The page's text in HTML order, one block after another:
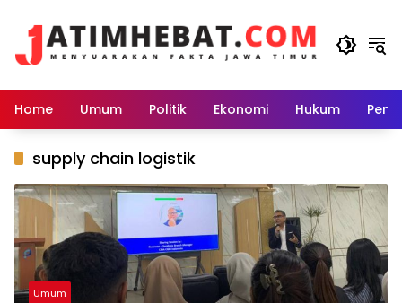
Home Umum Politik Ekonomi Hukum
supply chain logistik
Umum